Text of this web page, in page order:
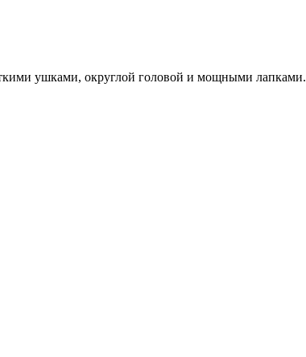
ушками, округлой головой и мощными лапками.